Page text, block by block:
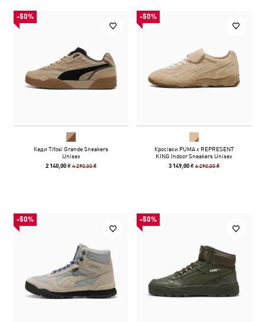
-50%
Кеди Tifosi Grande Sneakers
Unisex
2 140,00 ₴4 290,00 ₴
-50%
Кросівки PUMA x REPRESENT
KING Indoor Sneakers Unisex
3 149,00 ₴6 290,00 ₴
-50% -50%